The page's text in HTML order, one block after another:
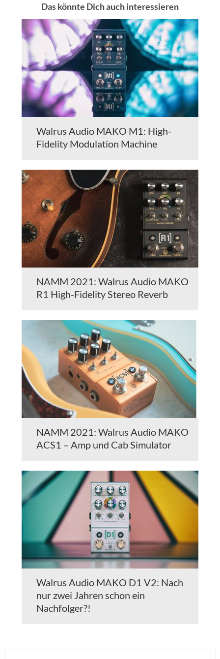
Das könnte Dich auch interessieren
Walrus Audio MAKO M1: High-
Fidelity Modulation Machine
NAMM 2021: Walrus Audio MAKO
R1 High-Fidelity Stereo Reverb
NAMM 2021: Walrus Audio MAKO
ACS1 – Amp und Cab Simulator
Walrus Audio MAKO D1 V2: Nach
nur zwei Jahren schon ein
Nachfolger?!